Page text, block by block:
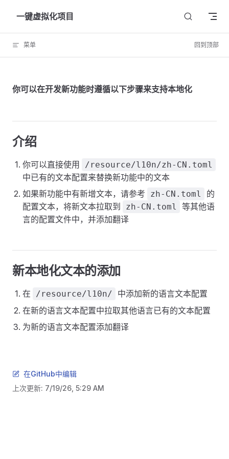
Skip to content
一键虚拟化项目
菜单 回到顶部
你可以在开发新功能时遵循以下步骤来支持本地化
介绍
你可以直接使用 /resource/l10n/zh-CN.toml
中已有的文本配置来替换新功能中的文本
如果新功能中有新增文本，请参考
zh-CN.toml
的
配置文本，将新文本拉取到
zh-CN.toml
等其他语
言的配置文件中，并添加翻译
新本地化文本的添加
在 /resource/l10n/
中添加新的语言文本配置
在新的语言文本配置中拉取其他语言已有的文本配置
为新的语言文本配置添加翻译
在GitHub中编辑
上次更新: 7/19/26, 5:29 AM